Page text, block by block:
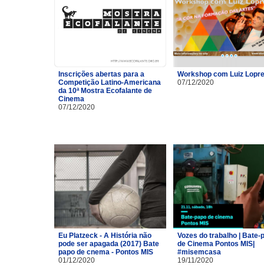
Inscrições abertas para a
Competição Latino-Americana
da 10ª Mostra Ecofalante de
Cinema
07/12/2020
Workshop com Luiz
07/12/2020
Eu Platzeck - A História não
pode ser apagada (2017) Bate
papo de cnema - Pontos MIS
01/12/2020
Vozes do trabalho | Bate-
de Cinema Pontos MIS|
#misemcasa
19/11/2020